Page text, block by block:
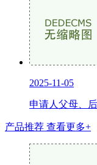
2025-11-05
申请人父母、
产品推荐 查看更多+